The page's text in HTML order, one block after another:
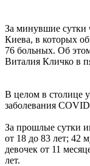
За минувшие сутки
Киева, в которых
76 больных. Об
Виталия Кличко в
В целом в столице
заболевания
За прошлые сутки
от 18 до 83 лет; 42
девочек от 11
лет.